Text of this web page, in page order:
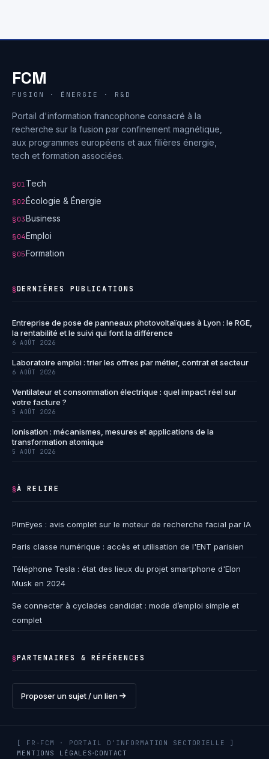
FCM
FUSION · ÉNERGIE · R&D
Portail d'information francophone consacré à la
recherche sur la fusion par confinement magnétique,
aux programmes européens et aux filières énergie,
tech et formation associées.
§01 Tech
§02Écologie & Énergie
§03Business
§04Emploi
§05Formation
§DERNIÈRES PUBLICATIONS
Entreprise de pose de panneaux photovoltaïques à Lyon : le RGE,
la rentabilité et le suivi qui font la différence
6 AOÛT 2026
Laboratoire emploi : trier les offres par métier, contrat et secteur
6 AOÛT 2026
Ventilateur et consommation électrique : quel impact réel sur
votre facture ?
5 AOÛT 2026
Ionisation : mécanismes, mesures et applications de la
transformation atomique
5 AOÛT 2026
§À RELIRE
PimEyes : avis complet sur le moteur de recherche facial par IA
Paris classe numérique : accès et utilisation de l'ENT parisien
Téléphone Tesla : état des lieux du projet smartphone d'Elon
Musk en 2024
Se connecter à cyclades candidat : mode d’emploi simple et
complet
§PARTENAIRES & RÉFÉRENCES
Proposer un sujet / un lien
[ FR-FCM · PORTAIL D'INFORMATION SECTORIELLE ]
MENTIONS LÉGALES CONTACT